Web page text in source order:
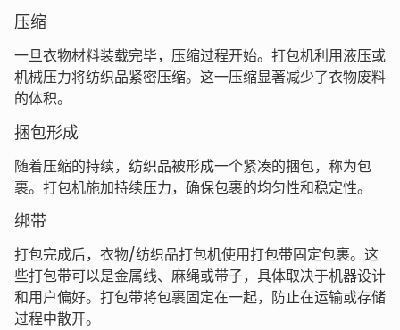
压缩
一旦衣物材料装载完毕，压缩过程开始。打包机利用液压或
机械压力将纺织品紧密压缩。这一压缩显著减少了衣物废料
的体积。
捆包形成
随着压缩的持续，纺织品被形成一个紧凑的捆包，称为包
裹。打包机施加持续压力，确保包裹的均匀性和稳定性。
绑带
打包完成后，衣物/纺织品打包机使用打包带固定包裹。这
些打包带可以是金属线、麻绳或带子，具体取决于机器设计
和用户偏好。打包带将包裹固定在一起，防止在运输或存储
过程中散开。